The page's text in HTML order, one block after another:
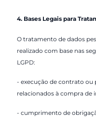
4. Bases Legais para
O tratamento de dados
realizado com base nas
LGPD:
- execução de contrato
relacionados à compra de
- cumprimento de